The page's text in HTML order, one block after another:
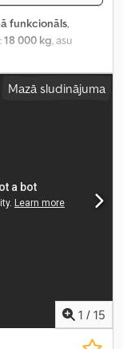
funkcionāls,
18 000 kg, asu
klase:Euro 4,
2008,
Mazā sludinājuma
1 / 15